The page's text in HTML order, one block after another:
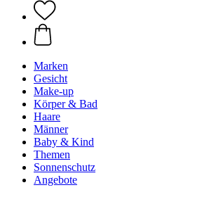
Marken
Gesicht
Make-up
Körper & Bad
Haare
Männer
Baby & Kind
Themen
Sonnenschutz
Angebote